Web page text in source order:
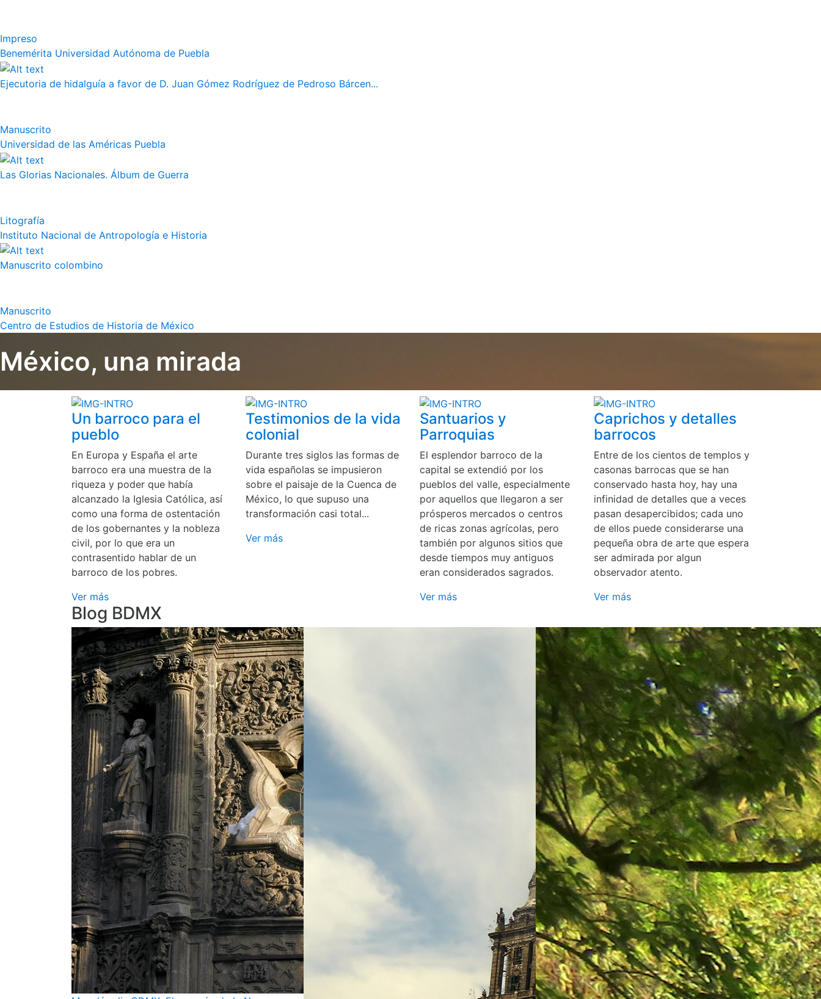
Impreso
Benemérita Universidad Autónoma de Puebla
Ejecutoria de hidalguía a favor de D. Juan Gómez Rodríguez de Pedroso Bárcen...
Manuscrito
Universidad de las Américas Puebla
Las Glorias Nacionales. Álbum de Guerra
Litografía
Instituto Nacional de Antropología e Historia
Manuscrito colombino
Manuscrito
Centro de Estudios de Historia de México
México, una mirada
Un barroco para el
pueblo
En Europa y España el arte
barroco era una muestra de la
riqueza y poder que había
alcanzado la Iglesia Católica, así
como una forma de ostentación
de los gobernantes y la nobleza
civil, por lo que era un
contrasentido hablar de un
barroco de los pobres.
Ver más
Testimonios de la vida
colonial
Durante tres siglos las formas de
vida españolas se impusieron
sobre el paisaje de la Cuenca de
México, lo que supuso una
transformación casi total...
Ver más
Santuarios y
Parroquias
El esplendor barroco de la
capital se extendió por los
pueblos del valle, especialmente
por aquellos que llegaron a ser
prósperos mercados o centros
de ricas zonas agrícolas, pero
también por algunos sitios que
desde tiempos muy antiguos
eran considerados sagrados.
Ver más
Caprichos y detalles
barrocos
Entre de los cientos de templos y
casonas barrocas que se han
conservado hasta hoy, hay una
infinidad de detalles que a veces
pasan desapercibidos; cada uno
de ellos puede considerarse una
pequeña obra de arte que espera
ser admirada por algun
observador atento.
Ver más
Blog BDMX